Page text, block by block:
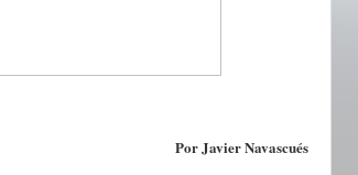
PorJavier Navascués